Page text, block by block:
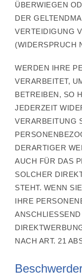
ÜBERWIEGEN
DER
VERTEIDIGUNG
(WIDERSPRUCH
WERDEN IHRE
VERARBEITET,
BETREIBEN, SO
JEDERZEIT
VERARBEITUNG
DERARTIGER
AUCH FÜR DAS
SOLCHER
STEHT. WENN
IHRE
NACH ART. 21